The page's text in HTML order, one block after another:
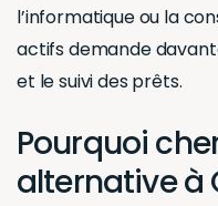
l’informatique ou la
actifs demande
et le suivi des prêts.
Pourquoi
alternative à